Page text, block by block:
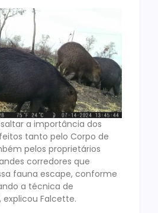
a importância dos
tanto pelo Corpo de
pelos proprietários
corredores que
fauna escape, conforme
a técnica de
Falcette.